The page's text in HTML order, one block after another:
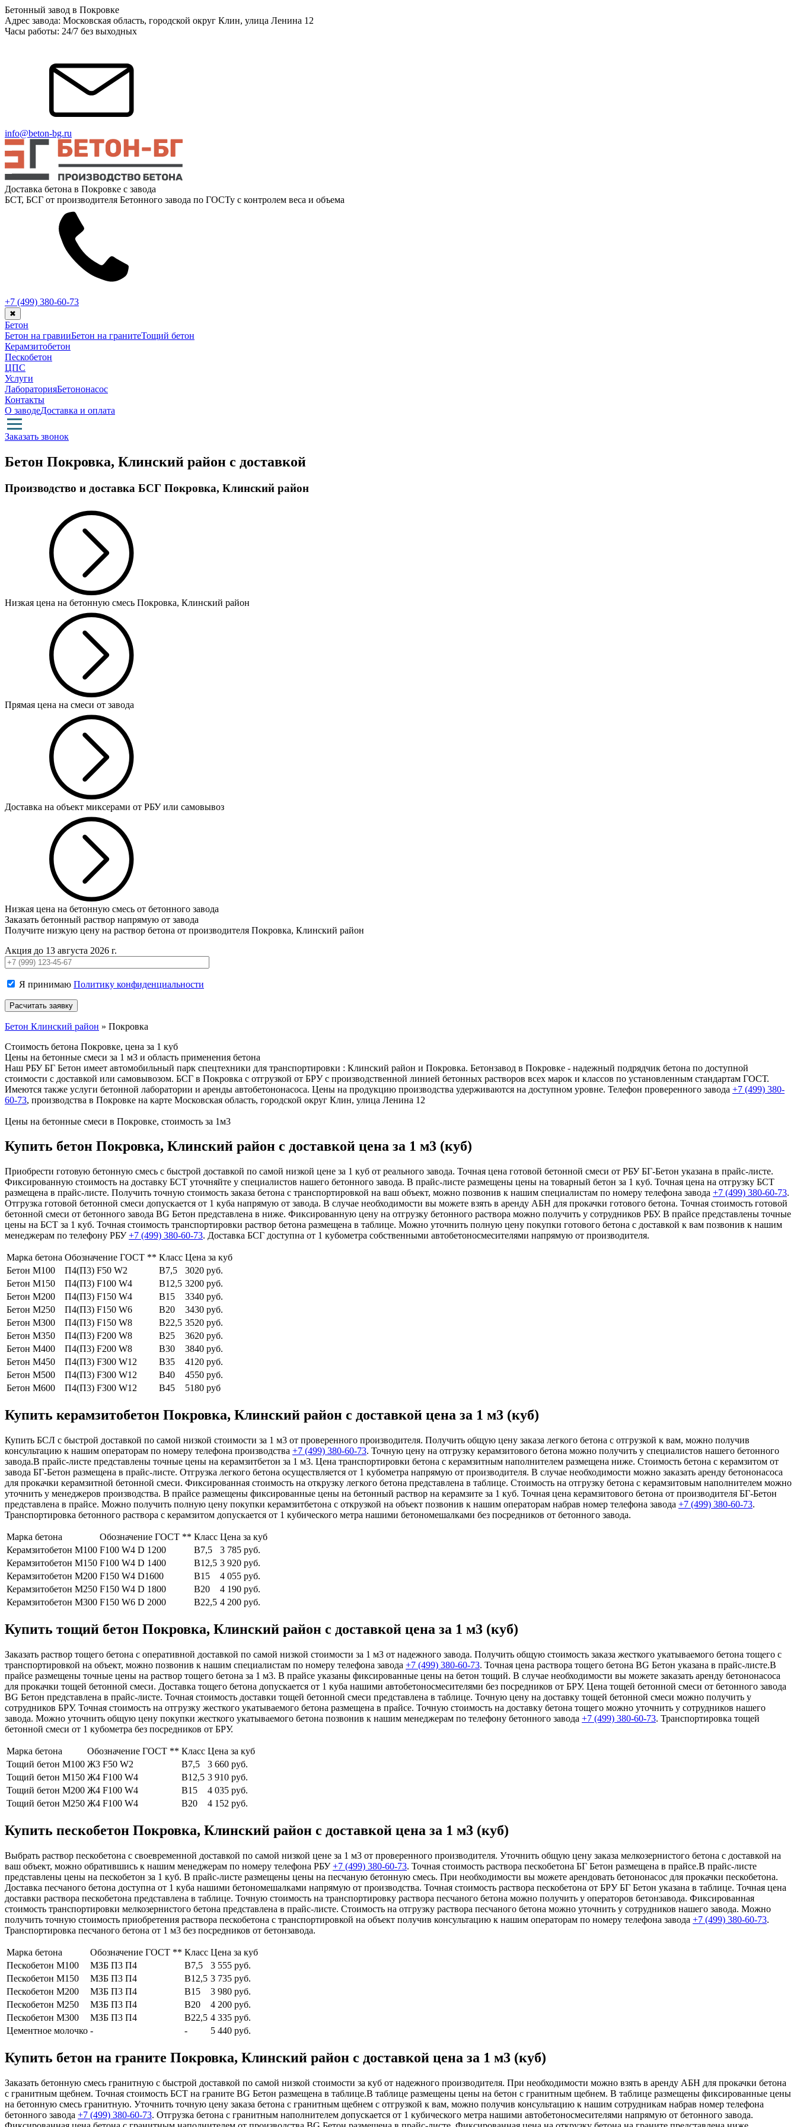
Бетонный завод в Покровке
Адрес завода: Московская область, городской округ Клин, улица Ленина 12
Часы работы: 24/7 без выходных
info@beton-bg.ru
Доставка бетона в Покровке с завода
БСТ, БСГ от производителя Бетонного завода по ГОСТу с контролем веса и объема
+7 (499) 380-60-73
✖
Бетон
Бетон на гравииБетон на гранитеТощий бетон
Керамзитобетон
Пескобетон
ЦПС
Услуги
ЛабораторияБетононасос
Контакты
О заводеДоставка и оплата
Заказать звонок
Бетон Покровка, Клинский район с доставкой
Производство и доставка БСГ Покровка, Клинский район
Низкая цена на бетонную смесь Покровка, Клинский район
Прямая цена на смеси от завода
Доставка на объект миксерами от РБУ или самовывоз
Низкая цена на бетонную смесь от бетонного завода
Заказать бетонный раствор напрямую от завода
Получите низкую цену на раствор бетона от производителя Покровка, Клинский район
Акция до 13 августа 2026 г.
Я принимаю Политику конфиденциальности
Бетон Клинский район » Покровка
Стоимость бетона Покровке, цена за 1 куб
Цены на бетонные смеси за 1 м3 и область применения бетона
Наш РБУ БГ Бетон имеет автомобильный парк спецтехники для транспортировки : Клинский район и Покровка. Бетонзавод в Покровке - надежный подрядчик бетона по доступной
стоимости с доставкой или самовывозом. БСГ в Покровка с отгрузкой от БРУ с производственной линией бетонных растворов всех марок и классов по установленным стандартам ГОСТ.
Имеются также услуги бетонной лаборатории и аренды автобетононасоса. Цены на продукцию производства удерживаются на доступном уровне. Телефон проверенного завода +7 (499) 380-
60-73, производства в Покровке на карте Московская область, городской округ Клин, улица Ленина 12
Цены на бетонные смеси в Покровке, стоимость за 1м3
Купить бетон Покровка, Клинский район с доставкой цена за 1 м3 (куб)
Приобрести готовую бетонную смесь с быстрой доставкой по самой низкой цене за 1 куб от реального завода. Точная цена готовой бетонной смеси от РБУ БГ-Бетон указана в прайс-листе.
Фиксированную стоимость на доставку БСТ уточняйте у специалистов нашего бетонного завода. В прайс-листе размещены цены на товарный бетон за 1 куб. Точная цена на отгрузку БСТ
размещена в прайс-листе. Получить точную стоимость заказа бетона с транспортировкой на ваш объект, можно позвонив к нашим специалистам по номеру телефона завода +7 (499) 380-60-73.
Отгрузка готовой бетонной смеси допускается от 1 куба напрямую от завода. В случае необходимости вы можете взять в аренду АБН для прокачки готового бетона. Точная стоимость готовой
бетонной смеси от бетонного завода BG Бетон представлена в ниже. Фиксированную цену на отгрузку бетонного раствора можно получить у сотрудников РБУ. В прайсе представлены точные
цены на БСТ за 1 куб. Точная стоимость транспортировки раствор бетона размещена в таблице. Можно уточнить полную цену покупки готового бетона с доставкой к вам позвонив к нашим
менеджерам по телефону РБУ+7 (499) 380-60-73. Доставка БСГ доступна от 1 кубометра собственными автобетоносмесителями напрямую от производителя.
Марка бетона Обозначение ГОСТ ** Класс Цена за куб
Бетон М100
П4(П3) F50 W2 В7,5
3020 руб.
Бетон М150
П4(П3) F100 W4 В12,5 3200 руб.
Бетон М200
П4(П3) F150 W4 В15
3340 руб.
Бетон М250
П4(П3) F150 W6 В20
3430 руб.
Бетон М300
П4(П3) F150 W8 В22,5 3520 руб.
Бетон М350
П4(П3) F200 W8 В25
3620 руб.
Бетон М400
П4(П3) F200 W8 В30
3840 руб.
Бетон М450
П4(П3) F300 W12 В35
4120 руб.
Бетон М500
П4(П3) F300 W12 В40
4550 руб.
Бетон М600
П4(П3) F300 W12 В45 5180 руб
Купить керамзитобетон Покровка, Клинский район с доставкой цена за 1 м3 (куб)
Купить БСЛ с быстрой доставкой по самой низкой стоимости за 1 м3 от проверенного производителя. Получить общую цену заказа легкого бетона с отгрузкой к вам, можно получив
консультацию к нашим операторам по номеру телефона производства +7 (499) 380-60-73. Точную цену на отгрузку керамзитового бетона можно получить у специалистов нашего бетонного
завода.В прайс-листе представлены точные цены на керамзитбетон за 1 м3. Цена транспортировки бетона с керамзитным наполнителем размещена ниже. Стоимость бетона с керамзитом от
завода БГ-Бетон размещена в прайс-листе. Отгрузка легкого бетона осуществляется от 1 кубометра напрямую от производителя. В случае необходимости можно заказать аренду бетононасоса
для прокачки керамзитной бетонной смеси. Фиксированная стоимость на открузку легкого бетона представлена в таблице. Стоимость на отгрузку бетона с керамзитовым наполнителем можно
уточнить у менеджеров производства. В прайсе размещены фиксированные цены на бетонный раствор на керамзите за 1 куб. Точная цена керамзитового бетона от производителя БГ-Бетон
представлена в прайсе. Можно получить полную цену покупки керамзитбетона с открузкой на объект позвонив к нашим операторам набрав номер телефона завода +7 (499) 380-60-73.
Транспортировка бетонного раствора с керамзитом допускается от 1 кубического метра нашими бетономешалками без посредников от бетонного завода.
Марка бетона Обозначение ГОСТ ** Класс Цена за куб
Керамзитобетон М100 F100 W4 D 1200 В7,5
3 785 руб.
Керамзитобетон М150 F100 W4 D 1400 В12,5 3 920 руб.
Керамзитобетон М200 F150 W4 D1600 В15
4 055 руб.
Керамзитобетон М250 F150 W4 D 1800 В20
4 190 руб.
Керамзитобетон М300 F150 W6 D 2000 В22,5 4 200 руб.
Купить тощий бетон Покровка, Клинский район с доставкой цена за 1 м3 (куб)
Заказать раствор тощего бетона с оперативной доставкой по самой низкой стоимости за 1 м3 от надежного завода. Получить общую стоимость заказа жесткого укатываемого бетона тощего с
транспортировкой на объект, можно позвонив к нашим специалистам по номеру телефона завода +7 (499) 380-60-73. Точная цена раствора тощего бетона BG Бетон указана в прайс-листе.В
прайсе размещены точные цены на раствор тощего бетона за 1 м3. В прайсе указаны фиксированные цены на бетон тощий. В случае необходимости вы можете заказать аренду бетононасоса
для прокачки тощей бетонной смеси. Доставка тощего бетона допускается от 1 куба нашими автобетоносмесителями без посредников от БРУ. Цена тощей бетонной смеси от бетонного завода
BG Бетон представлена в прайс-листе. Точная стоимость доставки тощей бетонной смеси представлена в таблице. Точную цену на доставку тощей бетонной смеси можно получить у
сотрудников БРУ. Точная стоимость на отгрузку жесткого укатываемого бетона размещена в прайсе. Точную стоимость на доставку бетона тощего можно уточнить у сотрудников нашего
завода. Можно уточнить общую цену покупки жесткого укатываемого бетона позвонив к нашим менеджерам по телефону бетонного завода +7 (499) 380-60-73. Транспортировка тощей
бетонной смеси от 1 кубометра без посредников от БРУ.
Марка бетона Обозначение ГОСТ ** Класс Цена за куб
Тощий бетон М100 Ж3 F50 W2 В7,5
3 660 руб.
Тощий бетон М150 Ж4 F100 W4 В12,5 3 910 руб.
Тощий бетон М200 Ж4 F100 W4 В15
4 035 руб.
Тощий бетон М250 Ж4 F100 W4 В20 4 152 руб.
Купить пескобетон Покровка, Клинский район с доставкой цена за 1 м3 (куб)
Выбрать раствор пескобетона с своевременной доставкой по самой низкой цене за 1 м3 от проверенного производителя. Уточнить общую цену заказа мелкозернистого бетона с доставкой на
ваш объект, можно обратившись к нашим менеджерам по номеру телефона РБУ+7 (499) 380-60-73. Точная стоимость раствора пескобетона БГ Бетон размещена в прайсе.В прайс-листе
представлены цены на пескобетон за 1 куб. В прайс-листе размещены цены на песчаную бетонную смесь. При необходимости вы можете арендовать бетононасос для прокачки пескобетона.
Доставка песчаного бетона доступна от 1 куба нашими бетономешалками напрямую от производства. Точная стоимость раствора пескобетона от БРУ БГ Бетон указана в таблице. Точная цена
доставки раствора пескобетона представлена в таблице. Точную стоимость на транспортировку раствора песчаного бетона можно получить у операторов бетонзавода. Фиксированная
стоимость транспортировки мелкозернистого бетона представлена в прайс-листе. Стоимость на отгрузку раствора песчаного бетона можно уточнить у сотрудников нашего завода. Можно
получить точную стоимость приобретения раствора пескобетона с транспортировкой на объект получив консультацию к нашим операторам по номеру телефона завода +7 (499) 380-60-73.
Транспортировка песчаного бетона от 1 м3 без посредников от бетонзавода.
Марка бетона Обозначение ГОСТ ** Класс Цена за куб
Пескобетон М100
МЗБ П3 П4 В7,5
3 555 руб.
Пескобетон М150
МЗБ П3 П4 В12,5 3 735 руб.
Пескобетон М200
МЗБ П3 П4 В15
3 980 руб.
Пескобетон М250
МЗБ П3 П4 В20
4 200 руб.
Пескобетон М300
МЗБ П3 П4 В22,5 4 335 руб.
Цементное молочко - - 5 440 руб.
Купить бетон на граните Покровка, Клинский район с доставкой цена за 1 м3 (куб)
Заказать бетонную смесь гранитную с быстрой доставкой по самой низкой стоимости за куб от надежного производителя. При необходимости можно взять в аренду АБН для прокачки бетона
с гранитным щебнем. Точная стоимость БСТ на граните BG Бетон размещена в таблице.В таблице размещены цены на бетон с гранитным щебнем. В таблице размещены фиксированные цены
на бетонную смесь гранитную. Уточнить точную цену заказа бетона с гранитным щебнем с отгрузкой к вам, можно получив консультацию к нашим сотрудникам набрав номер телефона
бетонного завода +7 (499) 380-60-73. Отгрузка бетона с гранитным наполнителем допускается от 1 кубического метра нашими автобетоносмесителями напрямую от бетонного завода.